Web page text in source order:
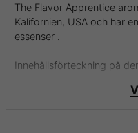
The Flavor Apprentice
Kalifornien, USA och har
essenser .
Innehållsförteckning på